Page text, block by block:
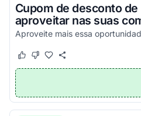
Cupom de desconto de
aproveitar nas suas
Este cupom funcionou
Este cupom não funcionou